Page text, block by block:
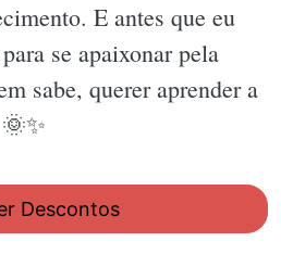
E antes que eu
se apaixonar pela
sabe, querer aprender a
Descontos